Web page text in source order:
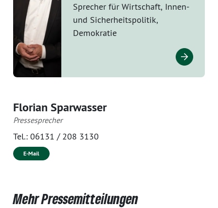
Sprecher für Wirtschaft, Innen-
und Sicherheitspolitik,
Demokratie
Florian Sparwasser
Pressesprecher
Tel.: 06131 / 208 3130
E-Mail
Mehr Pressemitteilungen